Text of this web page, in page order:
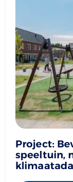
Project:
speeltuin,